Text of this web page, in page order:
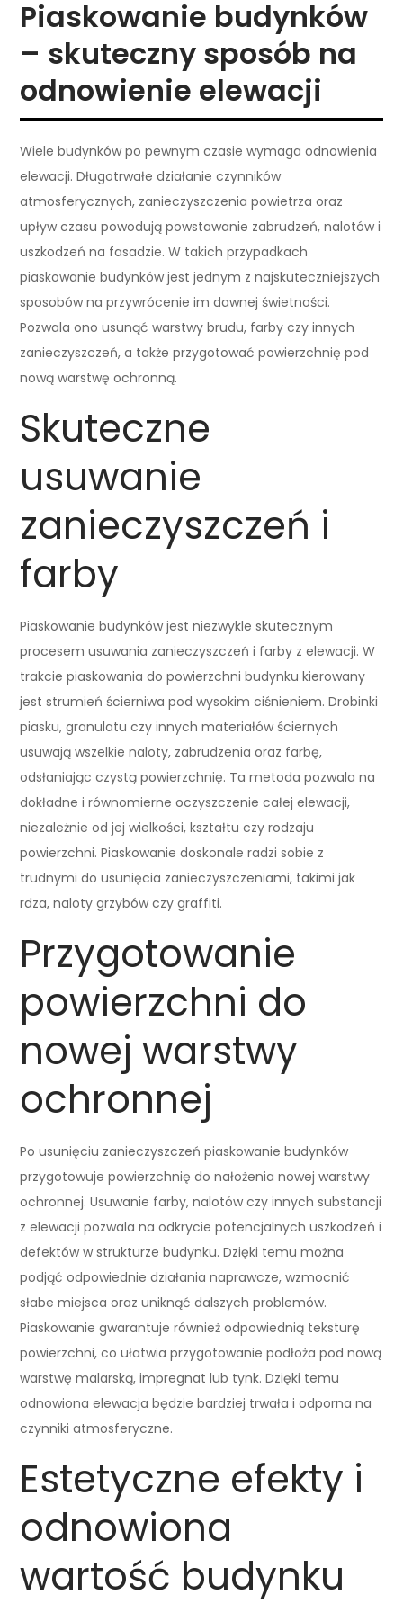
Piaskowanie budynków
– skuteczny sposób na
odnowienie elewacji
Wiele budynków po pewnym czasie wymaga odnowienia
elewacji. Długotrwałe działanie czynników
atmosferycznych, zanieczyszczenia powietrza oraz
upływ czasu powodują powstawanie zabrudzeń, nalotów i
uszkodzeń na fasadzie. W takich przypadkach
piaskowanie budynków jest jednym z najskuteczniejszych
sposobów na przywrócenie im dawnej świetności.
Pozwala ono usunąć warstwy brudu, farby czy innych
zanieczyszczeń, a także przygotować powierzchnię pod
nową warstwę ochronną.
Skuteczne
usuwanie
zanieczyszczeń i
farby
Piaskowanie budynków jest niezwykle skutecznym
procesem usuwania zanieczyszczeń i farby z elewacji. W
trakcie piaskowania do powierzchni budynku kierowany
jest strumień ścierniwa pod wysokim ciśnieniem. Drobinki
piasku, granulatu czy innych materiałów ściernych
usuwają wszelkie naloty, zabrudzenia oraz farbę,
odsłaniając czystą powierzchnię. Ta metoda pozwala na
dokładne i równomierne oczyszczenie całej elewacji,
niezależnie od jej wielkości, kształtu czy rodzaju
powierzchni. Piaskowanie doskonale radzi sobie z
trudnymi do usunięcia zanieczyszczeniami, takimi jak
rdza, naloty grzybów czy graffiti.
Przygotowanie
powierzchni do
nowej warstwy
ochronnej
Po usunięciu zanieczyszczeń piaskowanie budynków
przygotowuje powierzchnię do nałożenia nowej warstwy
ochronnej. Usuwanie farby, nalotów czy innych substancji
z elewacji pozwala na odkrycie potencjalnych uszkodzeń i
defektów w strukturze budynku. Dzięki temu można
podjąć odpowiednie działania naprawcze, wzmocnić
słabe miejsca oraz uniknąć dalszych problemów.
Piaskowanie gwarantuje również odpowiednią teksturę
powierzchni, co ułatwia przygotowanie podłoża pod nową
warstwę malarską, impregnat lub tynk. Dzięki temu
odnowiona elewacja będzie bardziej trwała i odporna na
czynniki atmosferyczne.
Estetyczne efekty i
odnowiona
wartość budynku